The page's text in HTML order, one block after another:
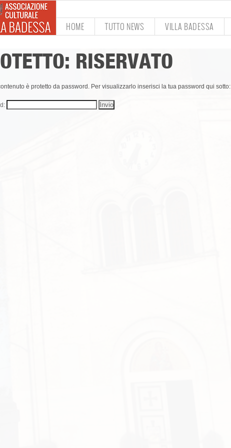
HOME TUTTO NEWS VILLA BADESSA
RISERVATO
è protetto da password. Per visualizzarlo inserisci la tua password qui sotto: